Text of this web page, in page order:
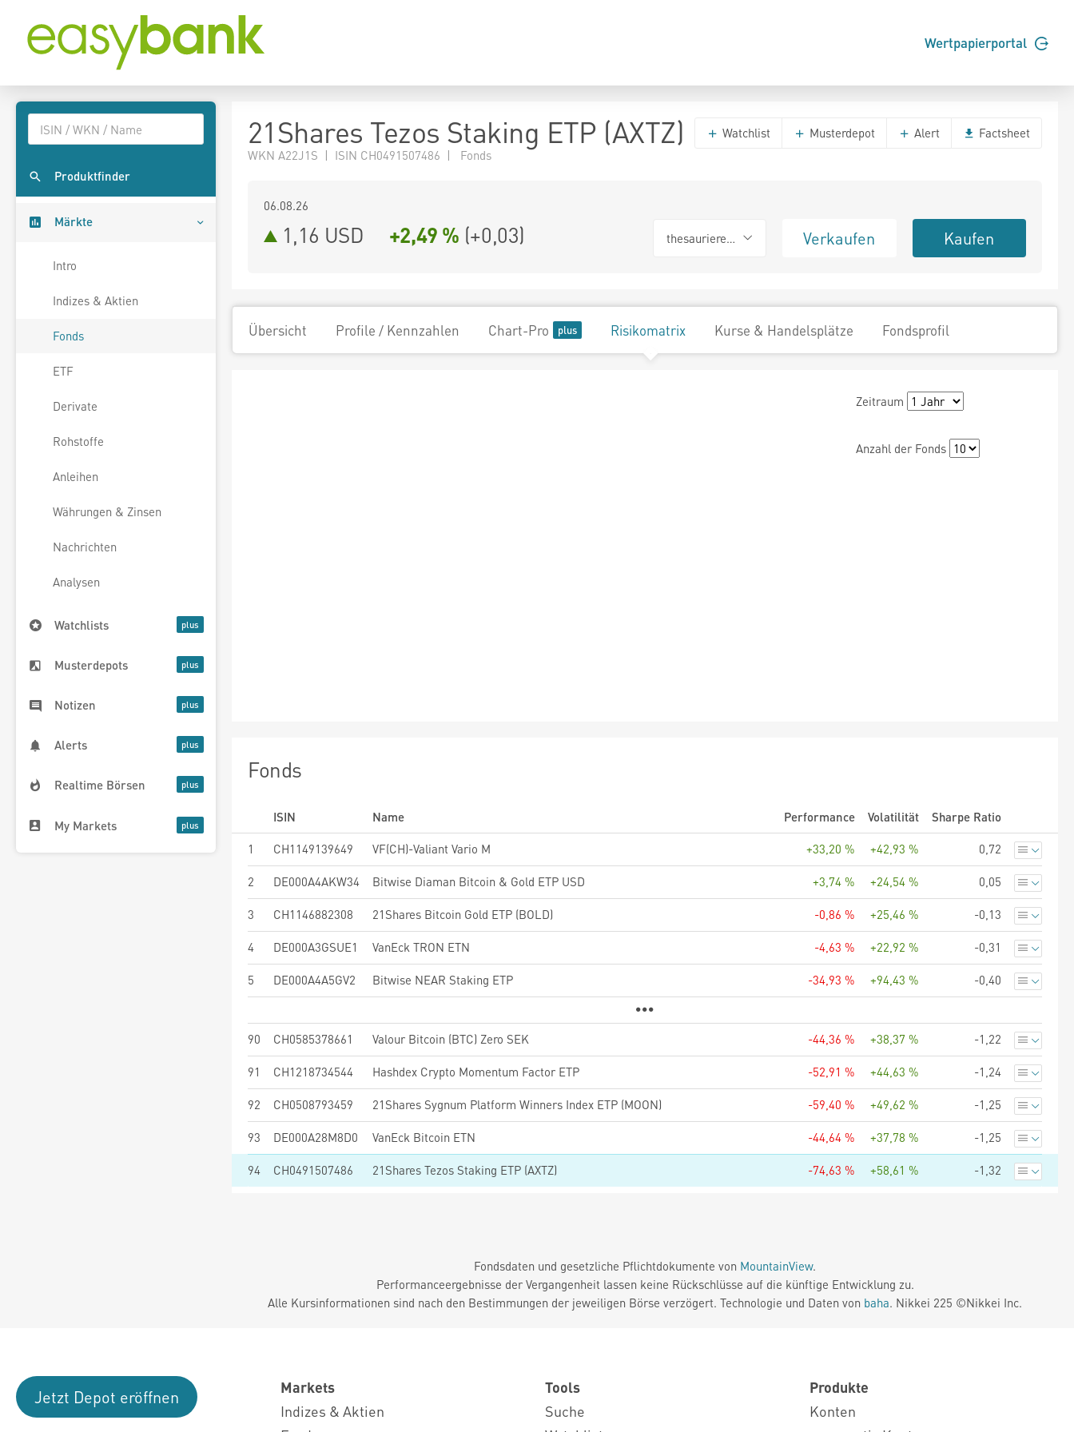
Wertpapierportal
Produktfinder
Märkte
Intro
Indizes & Aktien
Fonds
ETF
Derivate
Rohstoffe
Anleihen
Währungen & Zinsen
Nachrichten
Analysen
Watchlists
Musterdepots
Notizen
Alerts
Realtime Börsen
My Markets
21Shares Tezos Staking ETP (AXTZ)
WKN A22J1S | ISIN CH0491507486 | Fonds
Watchlist Musterdepot Alert Factsheet
06.08.26
1,16 USD +2,49 % (+0,03) thesaurierend Verkaufen Kaufen
Übersicht Profile / Kennzahlen Chart-Pro Risikomatrix Kurse & Handelsplätze Fondsprofil
Zeitraum
Anzahl der Fonds
Fonds
ISIN Name Performance Volatilität
Sharpe Ratio
1
CH1149139649 VF(CH)-Valiant Vario M +33,20 % +42,93 % 0,72
2 DE000A4AKW34 Bitwise Diaman Bitcoin & Gold ETP USD +3,74 % +24,54 % 0,05
3 CH1146882308 21Shares Bitcoin Gold ETP (BOLD) -0,86 % +25,46 % -0,13
4 DE000A3GSUE1 VanEck TRON ETN -4,63 % +22,92 % -0,31
5 DE000A4A5GV2 Bitwise NEAR Staking ETP -34,93 % +94,43 % -0,40
90 CH0585378661 Valour Bitcoin (BTC) Zero SEK -44,36 % +38,37 % -1,22
91 CH1218734544 Hashdex Crypto Momentum Factor ETP -52,91 % +44,63 % -1,24
92 CH0508793459 21Shares Sygnum Platform Winners Index ETP (MOON) -59,40 % +49,62 % -1,25
93 DE000A28M8D0 VanEck Bitcoin ETN -44,64 % +37,78 % -1,25
94 CH0491507486 21Shares Tezos Staking ETP (AXTZ) -74,63 % +58,61 % -1,32
Fondsdaten und gesetzliche Pflichtdokumente von MountainView.
Performanceergebnisse der Vergangenheit lassen keine Rückschlüsse auf die künftige Entwicklung zu.
Alle Kursinformationen sind nach den Bestimmungen der jeweiligen Börse verzögert. Technologie und Daten von baha. Nikkei 225 ©Nikkei Inc.
Jetzt Depot eröffnen
Markets
Indizes & Aktien
Tools
Suche
Produkte
Konten